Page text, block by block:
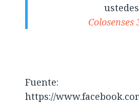
ustedes
Colosenses
Fuente:
https://